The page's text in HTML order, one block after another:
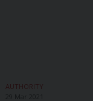
AUTHORITY